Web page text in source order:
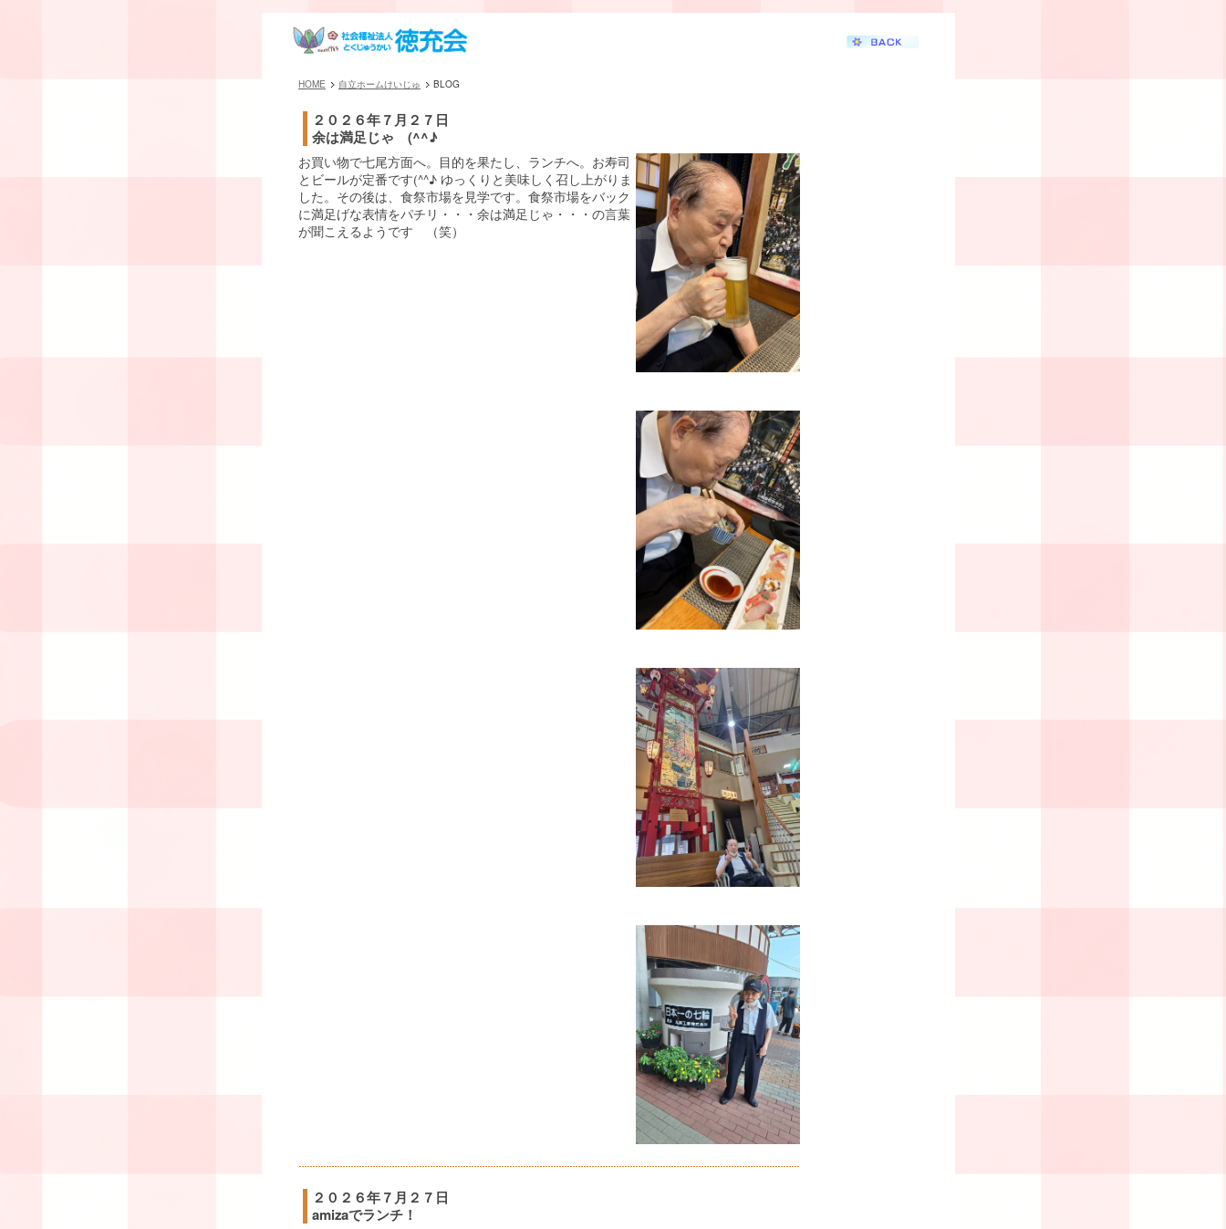
HOME 自立ホームけいじゅ BLOG
２０２６年７月２７日
余は満足じゃ (^^♪
お買い物で七尾方面へ。目的を果たし、ランチへ。お寿司
とビールが定番です(^^♪ ゆっくりと美味しく召し上がりま
した。その後は、食祭市場を見学です。食祭市場をバック
に満足げな表情をパチリ・・・余は満足じゃ・・・の言葉
が聞こえるようです （笑）
２０２６年７月２７日
amizaでランチ！